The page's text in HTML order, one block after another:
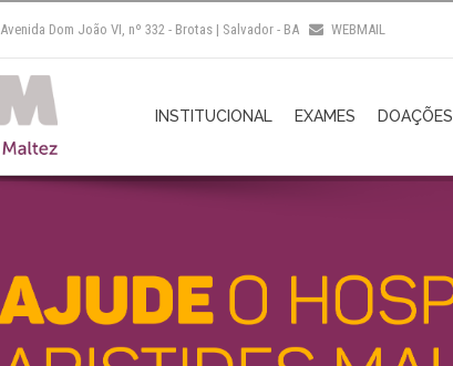
Avenida Dom João VI, nº 332 - Brotas | Salvador - BA WEBMAIL
INSTITUCIONAL EXAMES DOAÇÕES